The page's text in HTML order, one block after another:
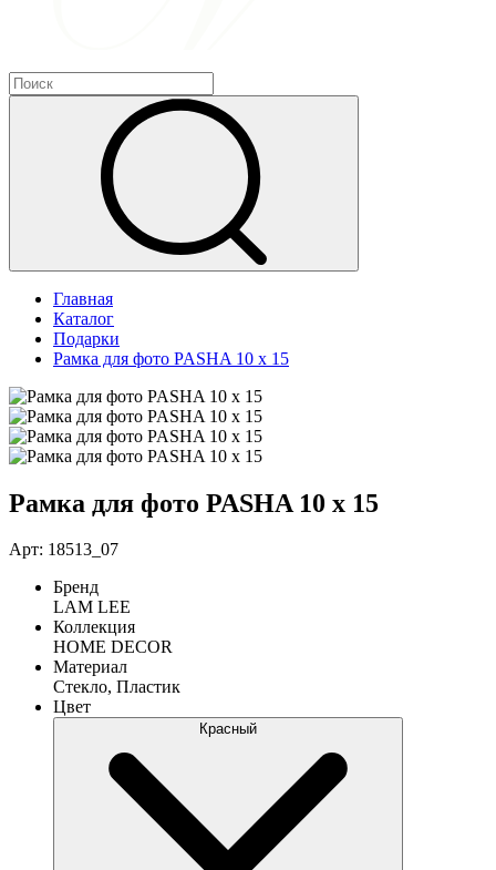
Главная
Каталог
Подарки
Рамка для фото PASHA 10 х 15
Рамка для фото PASHA 10 х 15
Арт: 18513_07
Бренд
LAM LEE
Коллекция
HOME DECOR
Материал
Стекло, Пластик
Цвет
Красный